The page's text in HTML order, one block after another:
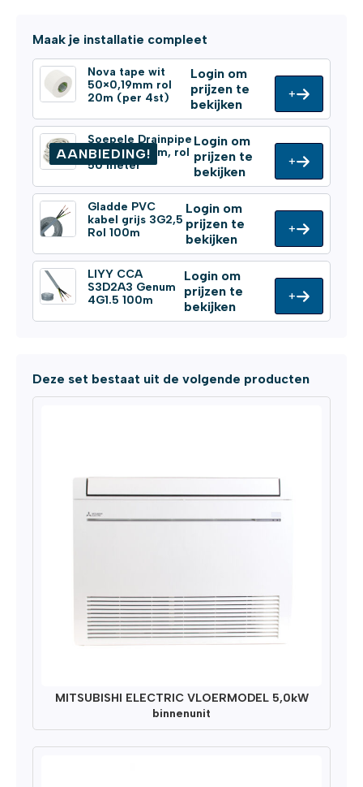
Maak je installatie compleet
Nova tape wit
50×0,19mm rol
20m (per 4st)
Login om
prijzen te
bekijken
+
AANBIEDING!
Soepele Drainpipe
Ø 16/18/20mm, rol
50 meter
Login om
prijzen te
bekijken
+
Gladde PVC
kabel grijs 3G2,5
Rol 100m
Login om
prijzen te
bekijken
+
LIYY CCA
S3D2A3 Genum
4G1.5 100m
Login om
prijzen te
bekijken
+
Deze set bestaat uit de volgende producten
MITSUBISHI ELECTRIC VLOERMODEL 5,0kW
binnenunit